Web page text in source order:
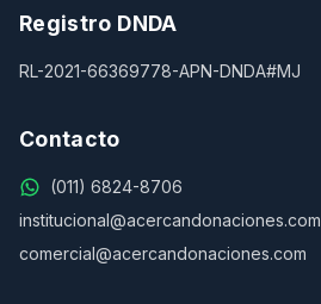
Registro DNDA
RL-2021-66369778-APN-DNDA#MJ
Contacto
(011) 6824-8706
institucional@acercandonaciones.com
comercial@acercandonaciones.com